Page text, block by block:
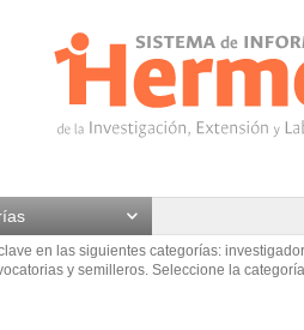
en las siguientes categorías:
y semilleros. Seleccione la